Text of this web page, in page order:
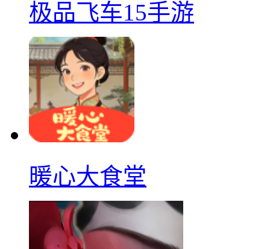
极品飞车15手游
暖心大食堂